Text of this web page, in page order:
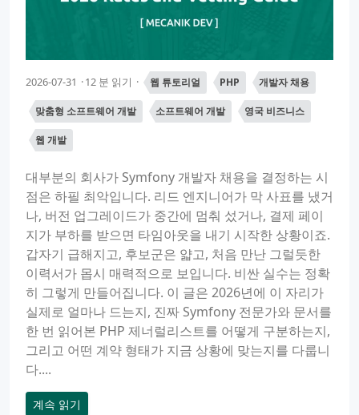
2026-07-31 12 분 읽기 웹 튜토리얼 PHP 개발자 채용
맞춤형 소프트웨어 개발 소프트웨어 개발 영국 비즈니스
웹 개발
대부분의 회사가 Symfony 개발자 채용을 결정하는 시
점은 하필 최악입니다. 리드 엔지니어가 막 사표를 냈거
나, 버전 업그레이드가 중간에 멈춰 섰거나, 결제 페이
지가 부하를 받으면 타임아웃을 내기 시작한 상황이죠.
갑자기 급해지고, 후보군은 얇고, 처음 만난 그럴듯한
이력서가 몹시 매력적으로 보입니다. 비싼 실수는 정확
히 그렇게 만들어집니다. 이 글은 2026년에 이 자리가
실제로 얼마나 드는지, 진짜 Symfony 전문가와 문서를
한 번 읽어본 PHP 제너럴리스트를 어떻게 구분하는지,
그리고 어떤 계약 형태가 지금 상황에 맞는지를 다룹니
다....
계속 읽기